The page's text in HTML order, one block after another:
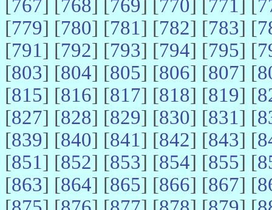
[767] [768] [769] [770] [771] [
[779] [780] [781] [782] [783] [
[791] [792] [793] [794] [795] [
[803] [804] [805] [806] [807] [
[815] [816] [817] [818] [819] [
[827] [828] [829] [830] [831] [
[839] [840] [841] [842] [843] [
[851] [852] [853] [854] [855] [
[863] [864] [865] [866] [867] [